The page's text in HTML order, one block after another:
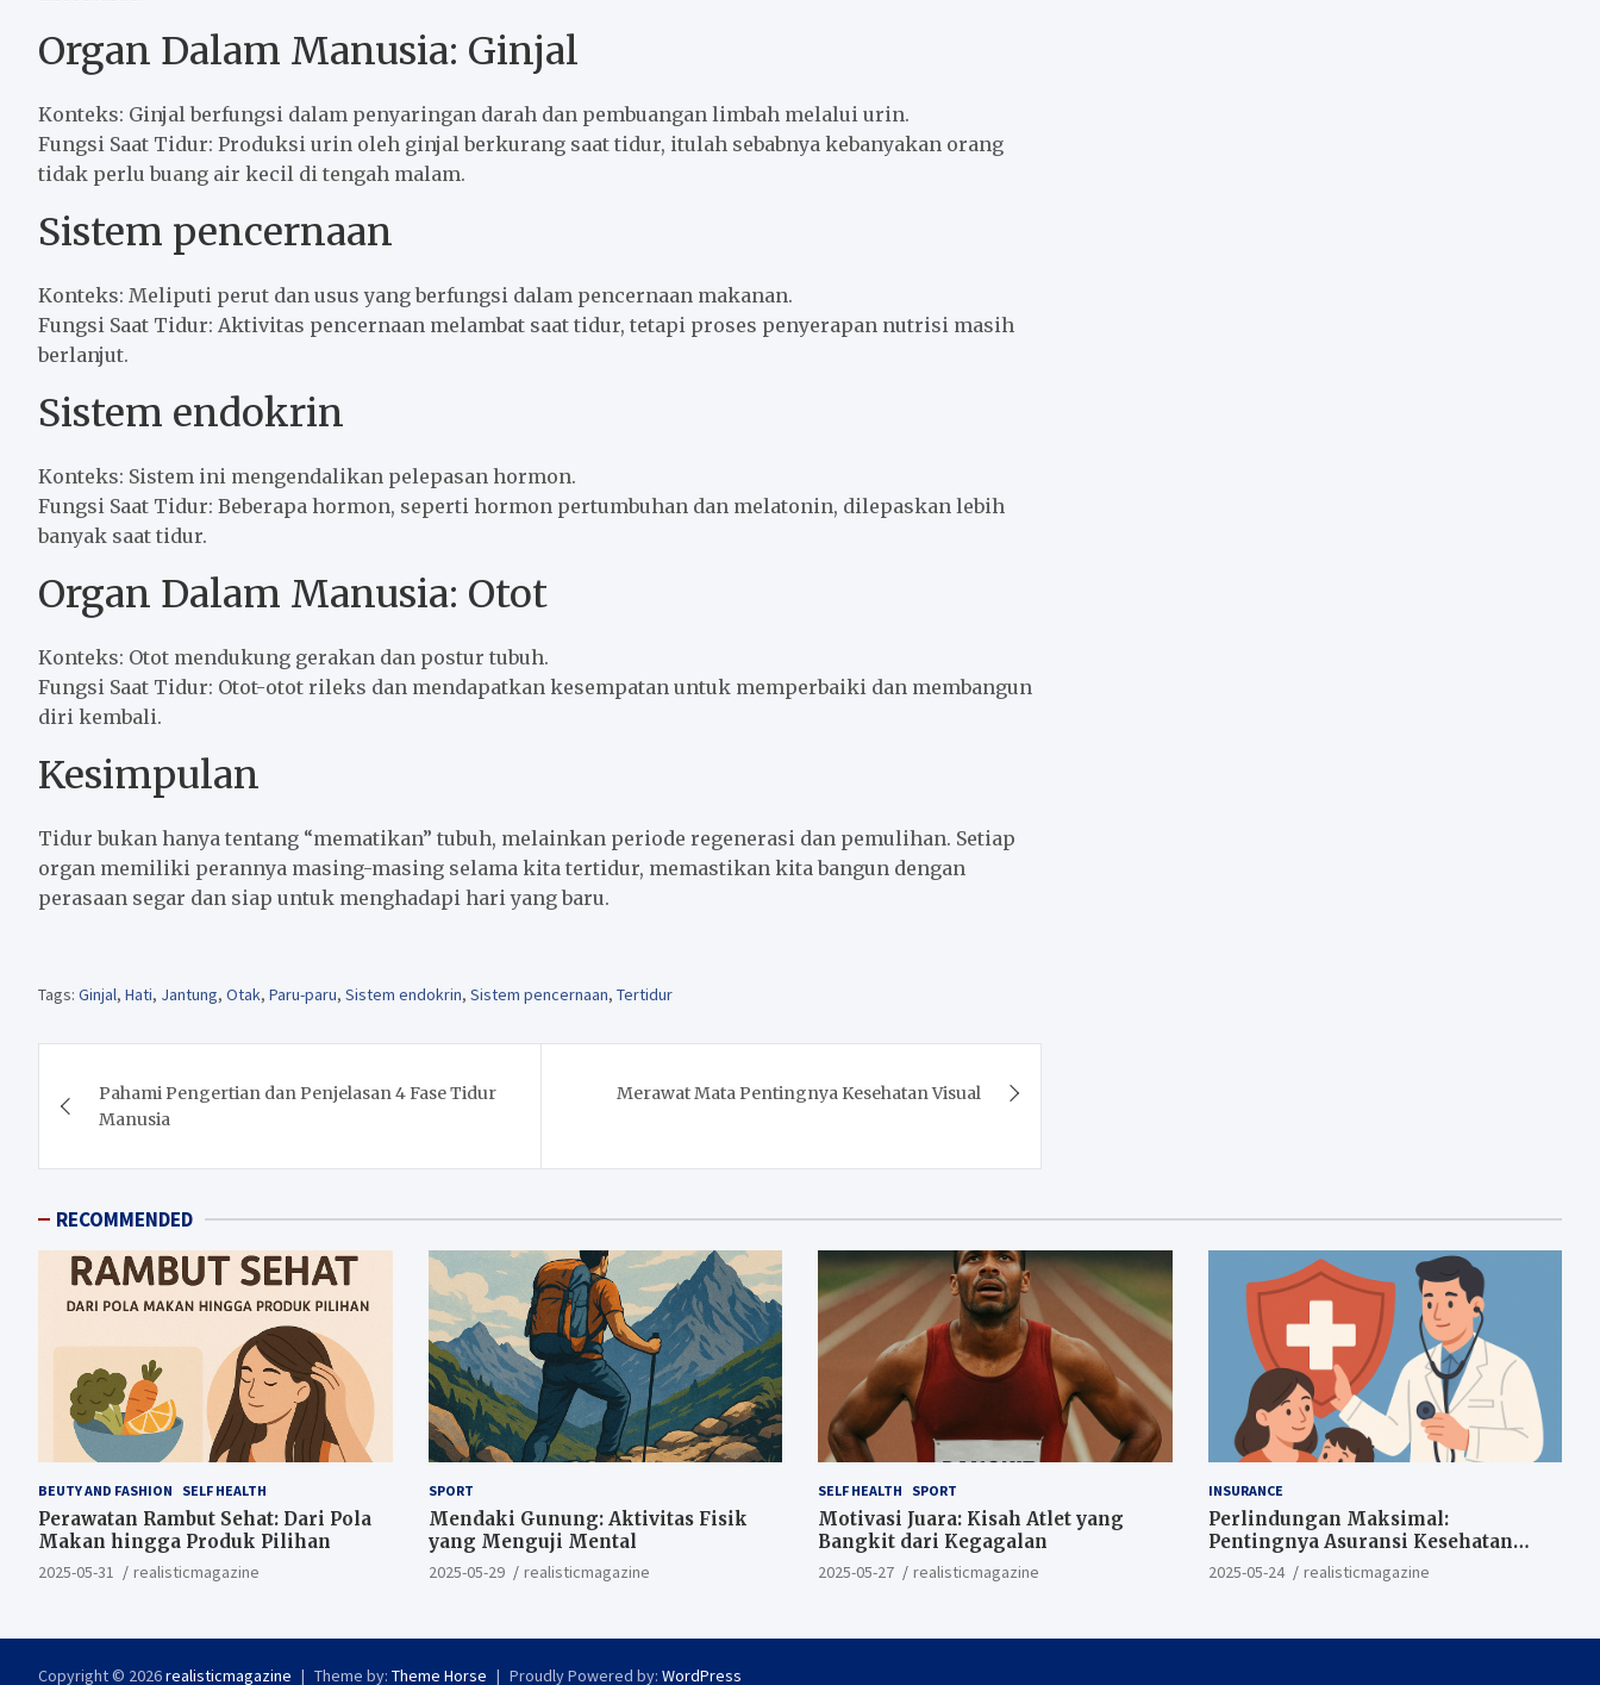
Organ Dalam Manusia: Ginjal
Konteks: Ginjal berfungsi dalam penyaringan darah dan pembuangan limbah melalui urin.
Fungsi Saat Tidur: Produksi urin oleh ginjal berkurang saat tidur, itulah sebabnya kebanyakan orang
tidak perlu buang air kecil di tengah malam.
Sistem pencernaan
Konteks: Meliputi perut dan usus yang berfungsi dalam pencernaan makanan.
Fungsi Saat Tidur: Aktivitas pencernaan melambat saat tidur, tetapi proses penyerapan nutrisi masih
berlanjut.
Sistem endokrin
Konteks: Sistem ini mengendalikan pelepasan hormon.
Fungsi Saat Tidur: Beberapa hormon, seperti hormon pertumbuhan dan melatonin, dilepaskan lebih
banyak saat tidur.
Organ Dalam Manusia: Otot
Konteks: Otot mendukung gerakan dan postur tubuh.
Fungsi Saat Tidur: Otot-otot rileks dan mendapatkan kesempatan untuk memperbaiki dan membangun
diri kembali.
Kesimpulan
Tidur bukan hanya tentang “mematikan” tubuh, melainkan periode regenerasi dan pemulihan. Setiap
organ memiliki perannya masing-masing selama kita tertidur, memastikan kita bangun dengan
perasaan segar dan siap untuk menghadapi hari yang baru.
Tags: Ginjal, Hati, Jantung, Otak, Paru-paru, Sistem endokrin, Sistem pencernaan, Tertidur
navigation
Pahami Pengertian dan Penjelasan 4 Fase Tidur
Manusia
Merawat Mata Pentingnya Kesehatan Visual
RECOMMENDED
BEUTY AND FASHION SELF HEALTH
Perawatan Rambut Sehat: Dari Pola
Makan hingga Produk Pilihan
2025-05-31 realisticmagazine
SPORT
Mendaki Gunung: Aktivitas Fisik
yang Menguji Mental
2025-05-29 realisticmagazine
SELF HEALTH SPORT
Motivasi Juara: Kisah Atlet yang
Bangkit dari Kegagalan
2025-05-27 realisticmagazine
INSURANCE
Perlindungan Maksimal:
Pentingnya Asuransi Kesehatan
Sejak Dini
2025-05-24 realisticmagazine
Copyright © 2026realisticmagazine Theme by: Theme Horse Proudly Powered by: WordPress